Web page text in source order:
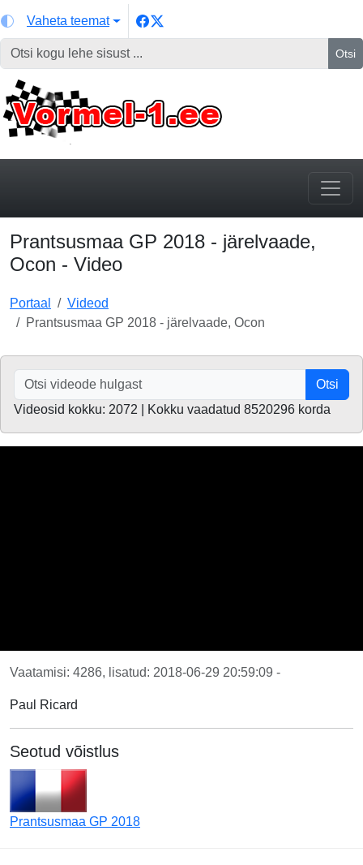
Vaheta teemat
Otsi
Prantsusmaa GP 2018 - järelvaade,
Ocon - Video
Portaal
Videod
Prantsusmaa GP 2018 - järelvaade, Ocon
Otsi
Videosid kokku: 2072 | Kokku vaadatud 8520296 korda
Vaatamisi: 4286, lisatud: 2018-06-29 20:59:09 -
Paul Ricard
Seotud võistlus
Prantsusmaa GP 2018